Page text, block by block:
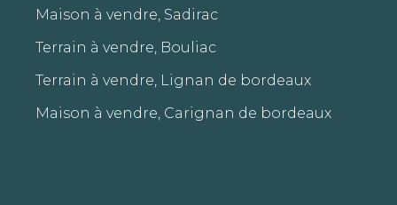
Maison à vendre, Sadirac
Terrain à vendre, Bouliac
Terrain à vendre, Lignan de bordeaux
Maison à vendre, Carignan de bordeaux